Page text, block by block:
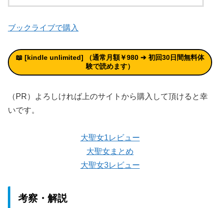
ブックライブで購入
📖 [kindle unlimited] （通常月額￥980 ➔ 初回30日間無料体
験で読めます）
（PR）よろしければ上のサイトから購入して頂けると幸
いです。
大聖女1レビュー
大聖女まとめ
大聖女3レビュー
考察・解説